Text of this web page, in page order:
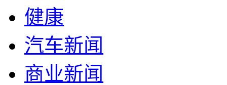
健康
汽车新闻
商业新闻